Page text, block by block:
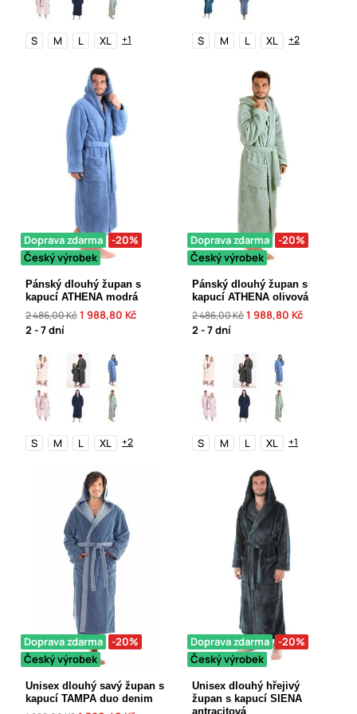
S M L XL +1 S M L XL +2
Doprava zdarma
-20%
Český výrobek
Pánský dlouhý župan s
kapucí ATHENA modrá
2 486,00 Kč1 988,80 Kč
2 - 7 dní
S M L XL +2
Doprava zdarma
-20%
Český výrobek
Pánský dlouhý župan s
kapucí ATHENA olivová
2 486,00 Kč1 988,80 Kč
2 - 7 dní
S M L XL +1
Doprava zdarma
-20%
Český výrobek
Unisex dlouhý savý župan s
kapucí TAMPA duo denim
Doprava zdarma
-20%
Český výrobek
Unisex dlouhý hřejivý
župan s kapucí SIENA
antracitová